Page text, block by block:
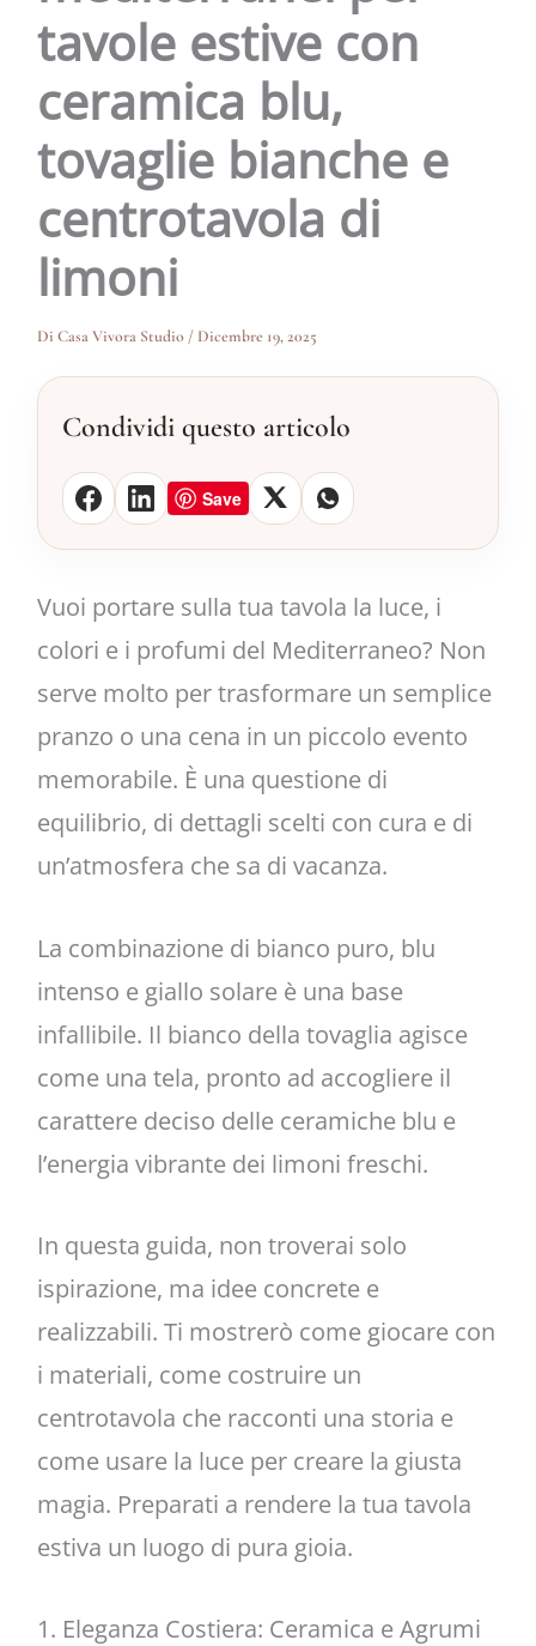
tavole estive con
ceramica blu,
tovaglie bianche e
centrotavola di
limoni
Di Casa Vivora Studio/ Dicembre 19, 2025
Condividi questo articolo
Save
Vuoi portare sulla tua tavola la luce, i
colori e i profumi del Mediterraneo? Non
serve molto per trasformare un semplice
pranzo o una cena in un piccolo evento
memorabile. È una questione di
equilibrio, di dettagli scelti con cura e di
un’atmosfera che sa di vacanza.
La combinazione di bianco puro, blu
intenso e giallo solare è una base
infallibile. Il bianco della tovaglia agisce
come una tela, pronto ad accogliere il
carattere deciso delle ceramiche blu e
l’energia vibrante dei limoni freschi.
In questa guida, non troverai solo
ispirazione, ma idee concrete e
realizzabili. Ti mostrerò come giocare con
i materiali, come costruire un
centrotavola che racconti una storia e
come usare la luce per creare la giusta
magia. Preparati a rendere la tua tavola
estiva un luogo di pura gioia.
1. Eleganza Costiera: Ceramica e Agrumi